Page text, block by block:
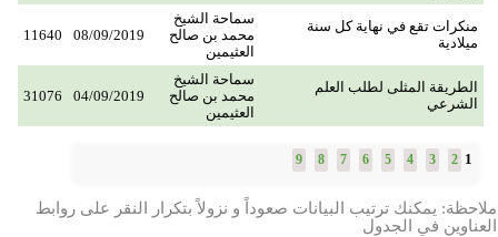
منكرات تقع في نهاية كل سنة
ميلادية
سماحة الشيخ
محمد بن صالح
العثيمين
08/09/2019
11640
الطريقة المثلى لطلب العلم
الشرعي
سماحة الشيخ
محمد بن صالح
العثيمين
04/09/2019
31076
1
2
3
4
5
6
7
8
9
ملاحظة: يمكنك ترتيب البيانات صعوداً و نزولاً بتكرار النقر على روابط
العناوين في الجدول